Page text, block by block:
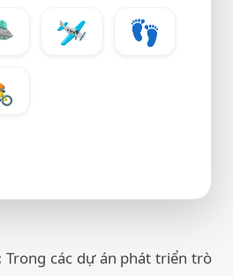
🛩️
👣
Trong các dự án phát triển trò